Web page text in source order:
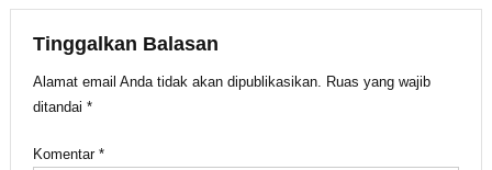
pos
Tinggalkan Balasan
Alamat email Anda tidak akan dipublikasikan. Ruas yang wajib
ditandai *
Komentar *